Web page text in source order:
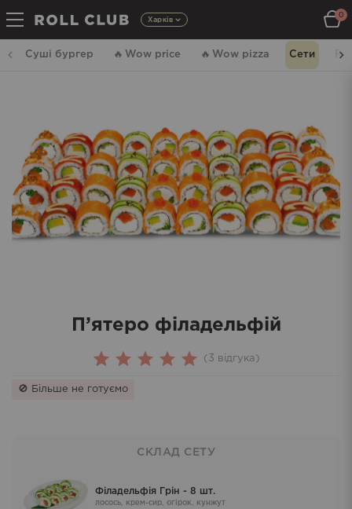
Харків
0
Суші бургер 🔥 Wow price 🔥 Wow pizza Сети
П’ятеро філадельфій
Rated
based on
3
customer
( 3 відгука)
🚫 Більше не готуємо
СКЛАД СЕТУ
Філадельфія Грін - 8 шт.
лосось, крем-сир, огірок, кунжут